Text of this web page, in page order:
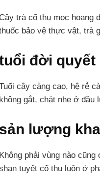
Cây trà cổ thụ mọc hoang
bảo vệ thực vật, trà
đời quyết
cây càng cao, hệ rễ
không gắt, chát nhẹ ở đầu
sản lượng
Không phải vùng nào
tuyết cổ thụ luôn ở